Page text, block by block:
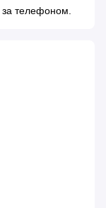
телефоном.